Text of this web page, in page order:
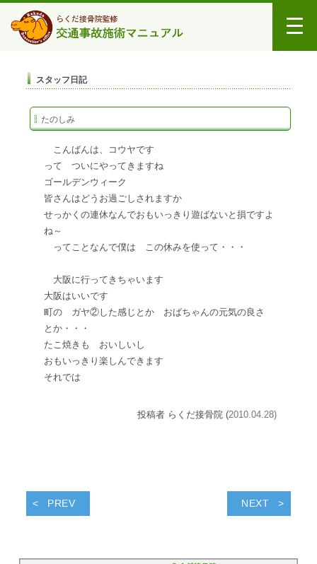
スタッフ日記
たのしみ
こんばんは、コウヤです
って ついにやってきますね
ゴールデンウィーク
皆さんはどうお過ごしされますか
せっかくの連休なんでおもいっきり遊ばないと損ですよ
ね～
ってことなんで僕は この休みを使って・・・
大阪に行ってきちゃいます
大阪はいいです
町の ガヤ②した感じとか おばちゃんの元気の良さ
とか・・・
たこ焼きも おいしいし
おもいっきり楽しんできます
それでは
投稿者 らくだ接骨院 (2010.04.28)
PREV NEXT